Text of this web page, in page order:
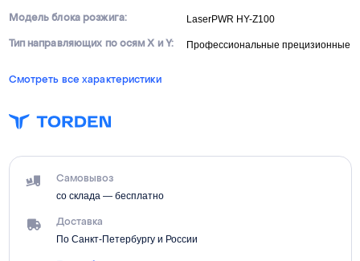
Модель блока розжига: LaserPWR HY-Z100
Тип направляющих по осям X и Y: Профессиональные прецизионные
Смотреть все характеристики
Самовывоз
со склада — бесплатно
Доставка
По Санкт-Петербургу и России